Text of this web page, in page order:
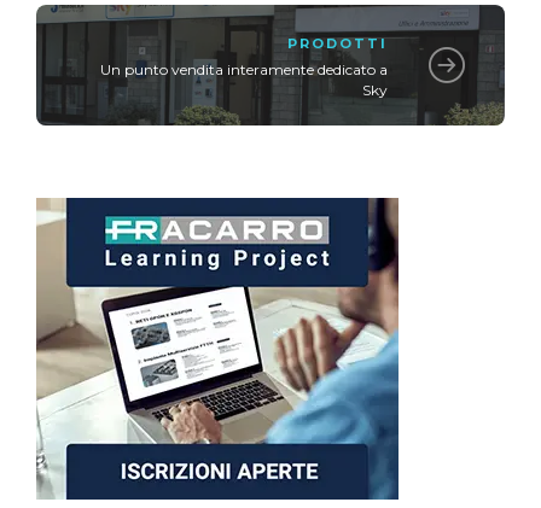
PRODOTTI
Un punto vendita interamente dedicato a
Sky